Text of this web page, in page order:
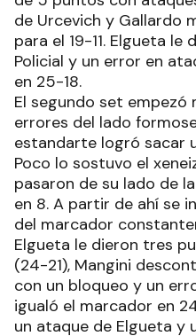
de Urcevich y Gallardo
para el 19-11. Elgueta
Policial y un error en
en 25-18.
El segundo set empezó
errores del lado
estandarte logró sacar
Poco lo sostuvo el
pasaron de su lado de
en 8. A partir de ahí se
del marcador
Elgueta le dieron tres
(24-21), Mangini
con un bloqueo y un
igualó el marcador en
un ataque de Elgueta y